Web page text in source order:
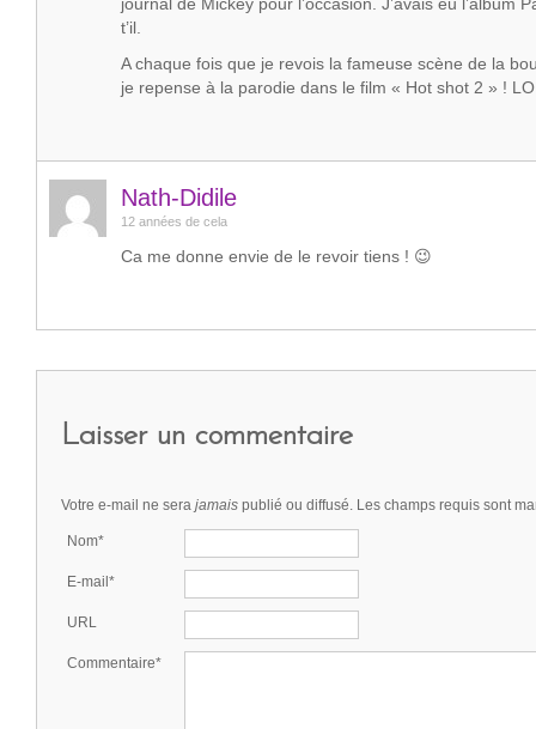
journal de Mickey pour l’occasion. J’avais eu l’album
t’il.
A chaque fois que je revois la fameuse scène de la
je repense à la parodie dans le film « Hot shot 2 » !
Nath-Didile
12 années de cela
Ca me donne envie de le revoir tiens ! 😉
Laisser un commentaire
Votre e-mail ne sera jamais publié ou diffusé. Les champs requis sont
Nom*
E-mail*
URL
Commentaire*